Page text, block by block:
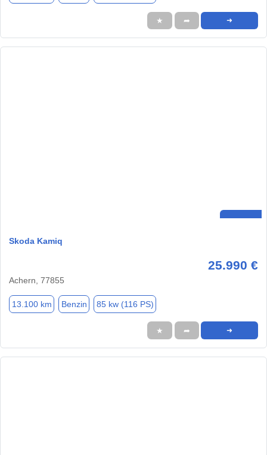
★ ➦ ➜
Skoda Kamiq
25.990 €
Achern, 77855
13.100 km Benzin 85 kw (116 PS)
★ ➦ ➜